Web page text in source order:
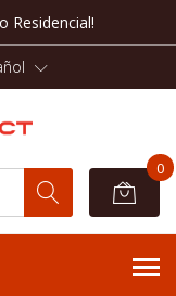
Residencial!
0